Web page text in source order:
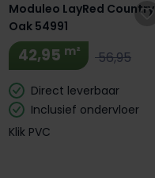
Moduleo LayRed Country
Oak 54991
42,95 m² 56,95
Direct leverbaar
Inclusief ondervloer
Klik PVC